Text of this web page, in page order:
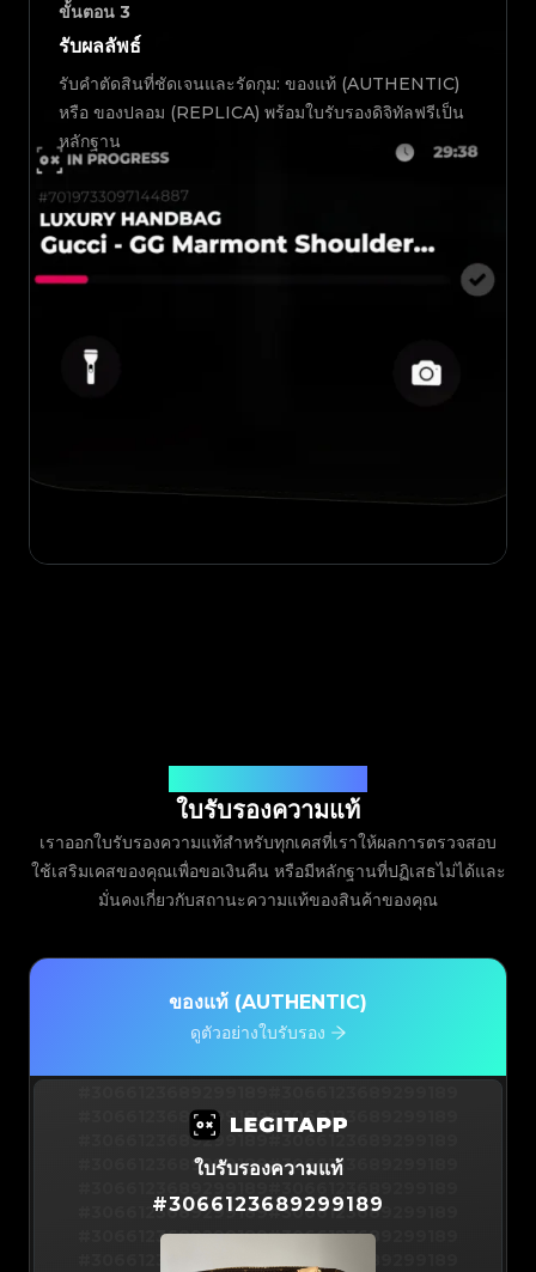
ขั้นตอน 3
รับผลลัพธ์
รับคำตัดสินที่ชัดเจนและรัดกุม: ของแท้ (AUTHENTIC)
หรือ ของปลอม (REPLICA) พร้อมใบรับรองดิจิทัลฟรีเป็น
หลักฐาน
ใบรับรองความแท้
เราออกใบรับรองความแท้สำหรับทุกเคสที่เราให้ผลการตรวจสอบ
ใช้เสริมเคสของคุณเพื่อขอเงินคืน หรือมีหลักฐานที่ปฏิเสธไม่ได้และ
มั่นคงเกี่ยวกับสถานะความแท้ของสินค้าของคุณ
ของแท้ (AUTHENTIC)
ดูตัวอย่างใบรับรอง
#3066123689299189#3066123689299189
#3066123689299189#3066123689299189
#3066123689299189#3066123689299189
#3066123689299189#3066123689299189
#3066123689299189#3066123689299189
ใบรับรองความแท้
#3066123689299189